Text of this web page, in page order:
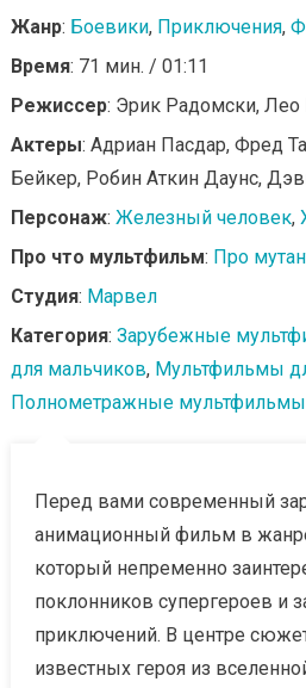
Жанр: Боевики, Приключения,
Время: 71 мин. / 01:11
Режиссер: Эрик Радомски, Лео
Актеры: Адриан Пасдар, Фред
Бейкер, Робин Аткин Даунс,
Персонаж: Железный человек,
Про что мультфильм: Про
Студия: Марвел
Категория: Зарубежные
для мальчиков, Мультфильмы
Полнометражные мультфильмы
Перед вами современный
анимационный фильм в
который непременно
поклонников супергероев и
приключений. В центре
известных героя из